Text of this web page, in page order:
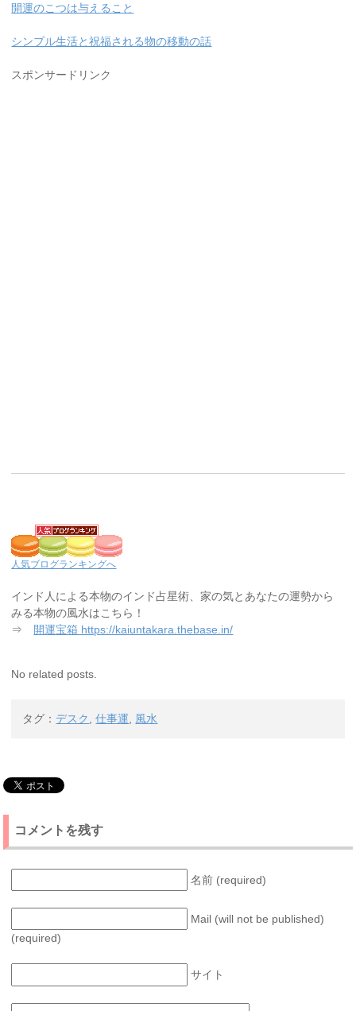
開運のこつは与えること
シンプル生活と祝福される物の移動の話
スポンサードリンク
人気ブログランキングへ
インド人による本物のインド占星術、家の気とあなたの運勢から
みる本物の風水はこちら！
⇒ 開運宝箱 https://kaiuntakara.thebase.in/
No related posts.
タグ：デスク ,仕事運 風水
コメントを残す
名前 (required)
Mail (will not be published)
(required)
サイト